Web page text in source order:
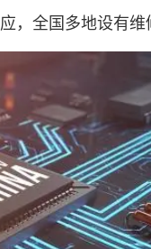
，全国多地设有维